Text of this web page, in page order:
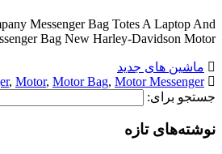
Messenger Bag Totes A Laptop And
Bag New Harley-Davidson Motor […]
ماشین های جدید
, Motor, Motor Bag, Motor Messenger
جستجو برای:
نوشته‌های تازه